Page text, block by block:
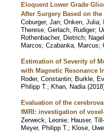
Eloquent Lower Grade
After Surgery Based on
Coburger, Jan; Onken, Julia;
Therese; Gerlach, Rudiger;
Rothenbacher, Dietrich;
Marcos; Czabanka, Marcus;
Estimation of Severity of
with Magnetic Resonance
Roder, Constantin; Burkle,
Philipp T. ; Khan, Nadia (2018
Evaluation of the
fMRI: investigation of
Zerweck, Leonie; Hauser,
Meyer, Philipp T. ; Klose, Uwe